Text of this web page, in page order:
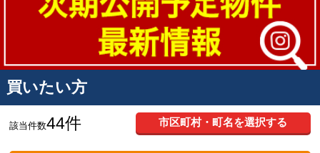
買いたい方
該当件数44件 市区町村・町名を選択する